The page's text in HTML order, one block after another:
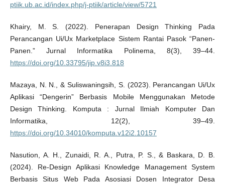
ptiik.ub.ac.id/index.php/j-ptiik/article/view/5721
Khairy, M. S. (2022). Penerapan Design Thinking Pada
Perancangan Ui/Ux Marketplace Sistem Rantai Pasok “Panen-
Panen.” Jurnal Informatika Polinema, 8(3), 39–44.
https://doi.org/10.33795/jip.v8i3.818
Mazaya, N. N., & Suliswaningsih, S. (2023). Perancangan Ui/Ux
Aplikasi “Dengerin” Berbasis Mobile Menggunakan Metode
Design Thinking. Komputa : Jurnal Ilmiah Komputer Dan
Informatika, 12(2), 39–49.
https://doi.org/10.34010/komputa.v12i2.10157
Nasution, A. H., Zunaidi, R. A., Putra, P. S., & Baskara, D. B.
(2024). Re-Design Aplikasi Knowledge Management System
Berbasis Situs Web Pada Asosiasi Dosen Integrator Desa